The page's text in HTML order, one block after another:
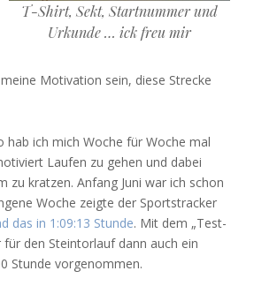
T-Shirt, Sekt, Startnummer und
Urkunde … ick freu mir
Motivation sein, diese Strecke
hab ich mich Woche für Woche mal
Laufen zu gehen und dabei
zu kratzen. Anfang Juni war ich schon
Woche zeigte der Sportstracker
das in 1:09:13 Stunde. Mit dem „Test-
für den Steintorlauf dann auch ein
Stunde vorgenommen.